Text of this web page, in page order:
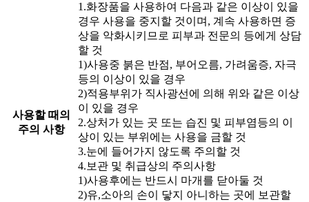
사용할 때의
주의 사항
1.화장품을 사용하여 다음과 같은 이상이 있을
경우 사용을 중지할 것이며, 계속 사용하면 증
상을 악화시키므로 피부과 전문의 등에게 상담
할 것
1)사용중 붉은 반점, 부어오름, 가려움증, 자극
등의 이상이 있을 경우
2)적용부위가 직사광선에 의해 위와 같은 이상
이 있을 경우
2.상처가 있는 곳 또는 습진 및 피부염등의 이
상이 있는 부위에는 사용을 금할 것
3.눈에 들어가지 않도록 주의할 것
4.보관 및 취급상의 주의사항
1)사용후에는 반드시 마개를 닫아둘 것
2)유,소아의 손이 닿지 아니하는 곳에 보관할